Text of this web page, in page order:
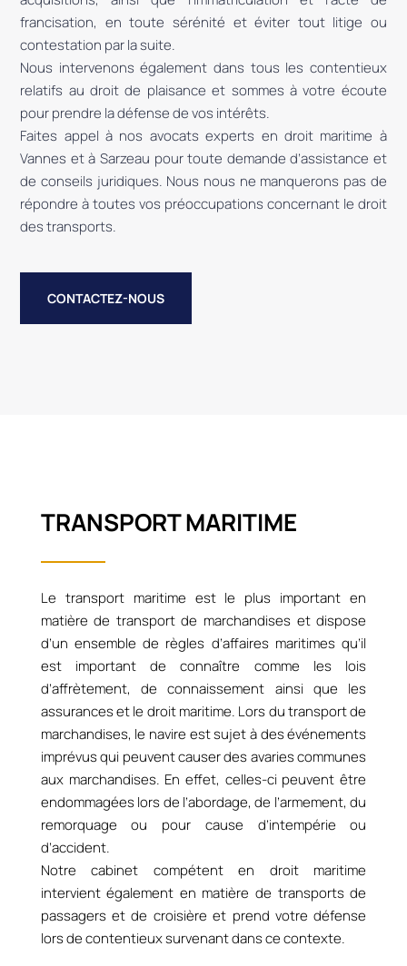
francisation, en toute sérénité et éviter tout litige ou
contestation par la suite.
Nous intervenons également dans tous les contentieux
relatifs au droit de plaisance et sommes à votre écoute
pour prendre la défense de vos intérêts.
Faites appel à nos avocats experts en droit maritime à
Vannes et à Sarzeau pour toute demande d’assistance et
de conseils juridiques. Nous nous ne manquerons pas de
répondre à toutes vos préoccupations concernant le droit
des transports.
CONTACTEZ-NOUS
TRANSPORT MARITIME
Le transport maritime est le plus important en
matière de transport de marchandises et dispose
d’un ensemble de règles d’affaires maritimes qu’il
est important de connaître comme les lois
d’affrètement, de connaissement ainsi que les
assurances et le droit maritime. Lors du transport de
marchandises, le navire est sujet à des événements
imprévus qui peuvent causer des avaries communes
aux marchandises. En effet, celles-ci peuvent être
endommagées lors de l’abordage, de l’armement, du
remorquage ou pour cause d’intempérie ou
d’accident.
Notre cabinet compétent en droit maritime
intervient également en matière de transports de
passagers et de croisière et prend votre défense
lors de contentieux survenant dans ce contexte.